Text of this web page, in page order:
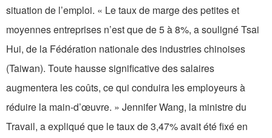
situation de l’emploi. « Le taux de marge des petites et
moyennes entreprises n’est que de 5 à 8%, a souligné Tsai
Hui, de la Fédération nationale des industries chinoises
(Taiwan). Toute hausse significative des salaires
augmentera les coûts, ce qui conduira les employeurs à
réduire la main-d’œuvre. » Jennifer Wang, la ministre du
Travail, a expliqué que le taux de 3,47% avait été fixé en